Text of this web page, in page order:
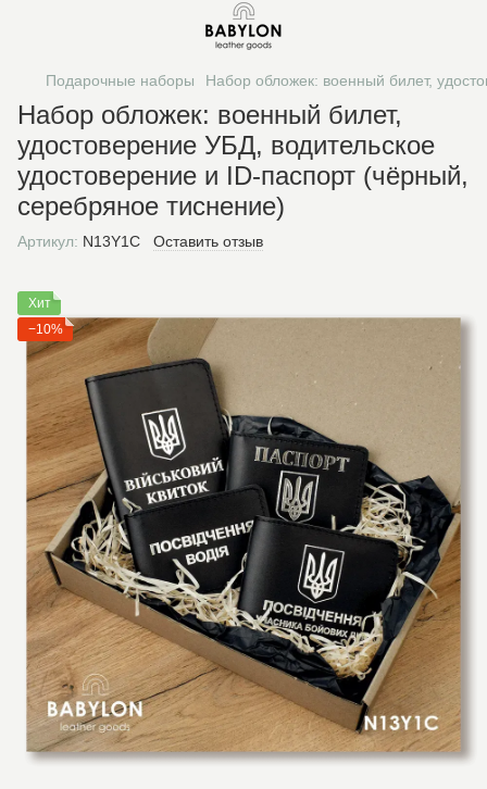
Подарочные наборы Набор обложек: военный билет,
Набор обложек: военный билет,
удостоверение УБД, водительское
удостоверение и ID-паспорт (чёрный,
серебряное тиснение)
Артикул: N13Y1C Оставить отзыв
Хит
−10%